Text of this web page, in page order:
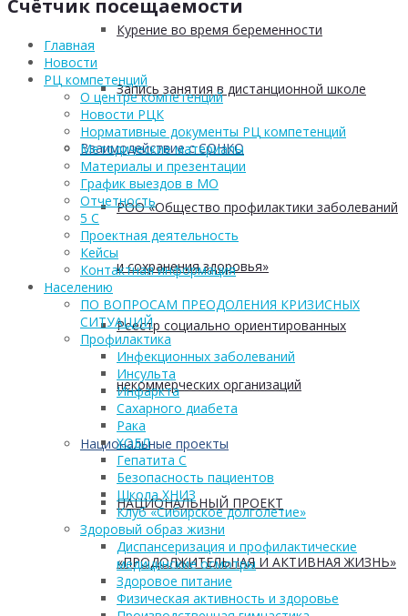
Курение во время беременности
Запись занятия в дистанционной школе
Взаимодействие с СОНКО
РОО «Общество профилактики заболеваний
и сохранения здоровья»
Реестр социально ориентированных
некоммерческих организаций
Национальные проекты
НАЦИОНАЛЬНЫЙ ПРОЕКТ
«ПРОДОЛЖИТЕЛЬНАЯ И АКТИВНАЯ ЖИЗНЬ»
Счётчик посещаемости
Главная
Новости
РЦ компетенций
О центре компетенций
Новости РЦК
Нормативные документы РЦ компетенций
Методические материалы
Материалы и презентации
График выездов в МО
Отчетность
5 С
Проектная деятельность
Кейсы
Контактная информация
Населению
ПО ВОПРОСАМ ПРЕОДОЛЕНИЯ КРИЗИСНЫХ
СИТУАЦИЙ
Профилактика
Инфекционных заболеваний
Инсульта
Инфаркта
Сахарного диабета
Рака
ХОБЛ
Гепатита С
Безопасность пациентов
Школа ХНИЗ
Клуб «Сибирское долголетие»
Здоровый образ жизни
Диспансеризация и профилактические
медицинские осмотры
Здоровое питание
Физическая активность и здоровье